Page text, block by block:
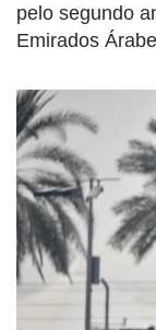
pelo segundo
Emirados